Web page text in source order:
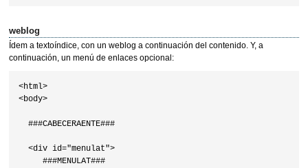
weblog
Ídem a textoíndice, con un weblog a continuación del contenido. Y, a
continuación, un menú de enlaces opcional:
<html>
<body>
  ###CABECERAENTE###
  <div id="menulat">
     ###MENULAT###